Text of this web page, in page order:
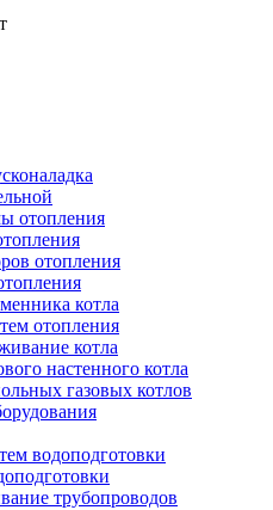
отопления
отопления
котла
отопления
котла
настенного котла
газовых котлов
водоподготовки
трубопроводов